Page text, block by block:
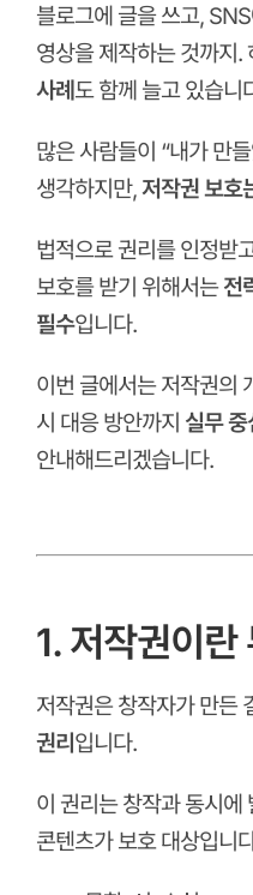
블로그에 글을 쓰고,
영상을 제작하는 것까지.
사례도 함께 늘고 있습니
많은 사람들이 “내가 만
생각하지만,저작권 보호
법적으로 권리를 인정받
보호를 받기 위해서는전
필수입니다.
이번 글에서는 저작권의
시 대응 방안까지 실무
안내해드리겠습니다.
1. 저작권이란
저작권은 창작자가 만든
권리 입니다.
이 권리는 창작과 동시에
콘텐츠가 보호 대상입니